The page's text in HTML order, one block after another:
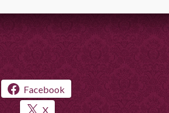
Facebook
X